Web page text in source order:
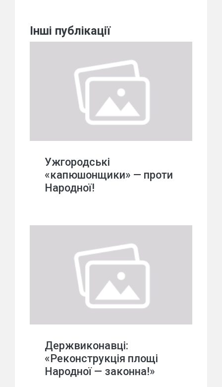
Інші публікації
Ужгородські
«капюшонщики» — проти
Народної!
Держвиконавці:
«Реконструкція площі
Народної — законна!»